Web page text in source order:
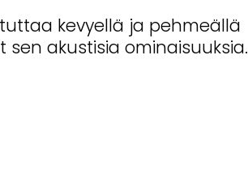
kevyellä ja pehmeällä
akustisia ominaisuuksia.